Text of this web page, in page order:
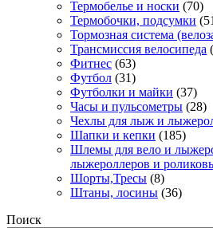
Термобелье и носки (70)
Термобочки, подсумки
Тормозная система
Трансмиссия велосипеда
Фитнес (63)
Футбол (31)
Футболки и майки (37)
Часы и пульсометры (28)
Чехлы для лыж и
Шапки и кепки (185)
Шлемы для вело и
лыжероллеров и
Шорты,Тресы (8)
Штаны, лосины (36)
Поиск